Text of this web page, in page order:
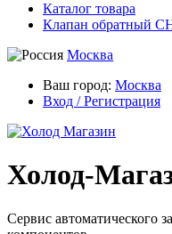
Каталог товара
Клапан обратный
Москва
Ваш город: Москва
Вход / Регистрация
Холод-
Сервис автоматического